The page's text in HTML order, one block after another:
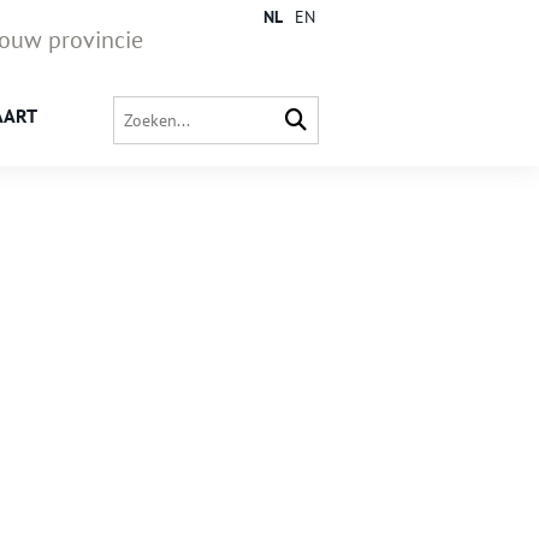
provincie
NL EN